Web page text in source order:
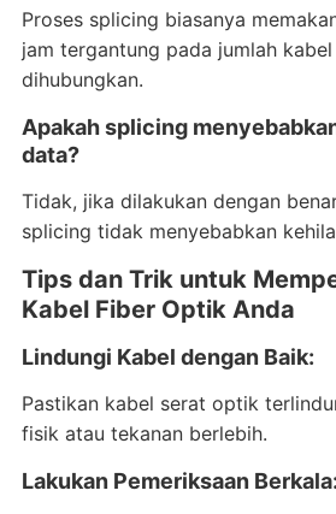
Proses splicing biasanya
jam tergantung pada jumlah
dihubungkan.
Apakah splicing
data?
Tidak, jika dilakukan dengan
splicing tidak menyebabkan
Tips dan Trik untuk
Kabel Fiber Optik Anda
Lindungi Kabel dengan Baik:
Pastikan kabel serat optik
fisik atau tekanan berlebih.
Lakukan Pemeriksaan Berkala: